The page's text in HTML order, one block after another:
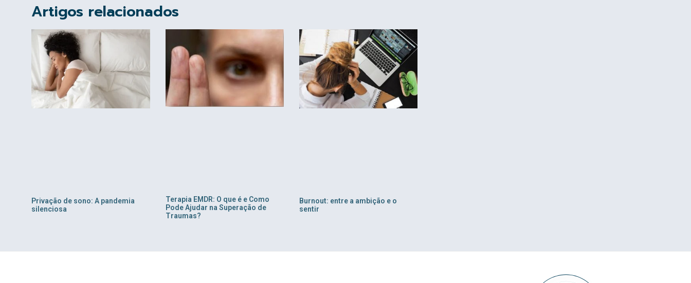
Artigos relacionados
Privação de sono: A pandemia
silenciosa
Terapia EMDR: O que é e Como
Pode Ajudar na Superação de
Traumas?
Burnout: entre a ambição e o
sentir